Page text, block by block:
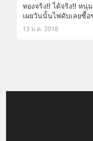
ทองจริง!! ได้จริง!! หนุ่
เผยวันนั้นไฟดับเลยซื้
13 ม.ค. 2018